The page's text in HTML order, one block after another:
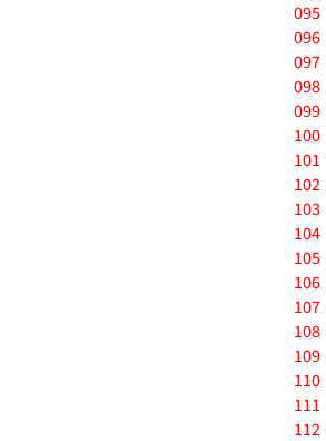
095
096
097
098
099
100
101
102
103
104
105
106
107
108
109
110
111
112